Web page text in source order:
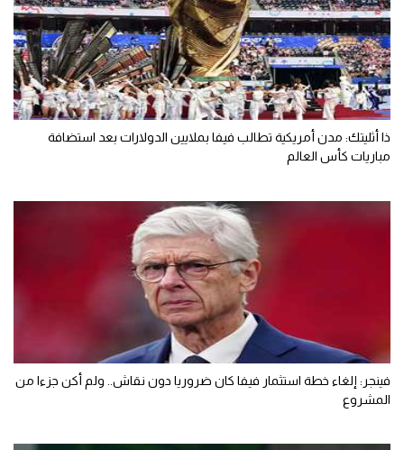
ذا أثليتك: مدن أمريكية تطالب فيفا بملايين الدولارات بعد استضافة
مباريات كأس العالم
فينجر: إلغاء خطة استثمار فيفا كان ضروريا دون نقاش.. ولم أكن جزءا من
المشروع